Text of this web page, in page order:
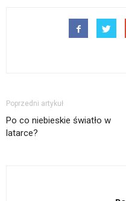
Poprzedni artykuł
Po co niebieskie światło w
latarce?